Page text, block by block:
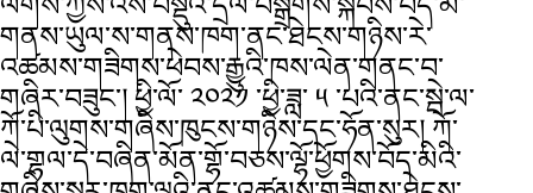
གནས་ཡུལ་ས་གནས་ཁག་ནང་ཐེངས་གཉིས་རེ་
འཚམས་གཟིགས་ཕེབས་རྒྱུའི་ཁས་ལེན་གནང་བ་
གཞིར་བཟུང་། ཕྱི་ལོ་ ༢༠༢༡ ་ཕྱི་ཟླ་ ༥ ་པའི་ནང་སྦེ་ལ་
ཀོ་པི་ལུགས་གཞིས་ཁུངས་གཉིས་དང་ཧོན་སུར། ཀོ་
ལེ་གྷལ་དེ་བཞིན་མོན་གྷོ་བཅས་ལྷོ་ཕྱོགས་བོད་མིའི་